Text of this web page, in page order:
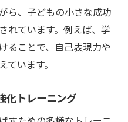
ら、子どもの小さな成功
れています。例えば、学
ることで、自己表現力や
います。
化トレーニング